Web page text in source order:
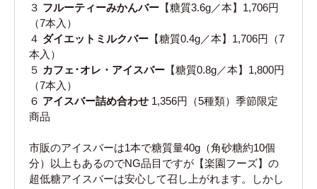
３ フルーティーみかんバー 【糖質3.6g／本】1,706円
（7本入）
４ ダイエットミルクバー 【糖質0.4g／本】1,706円（7
本入）
５ カフェ･オレ・アイスバー 【糖質0.8g／本】1,800円
（7本入）
６ アイスバー詰め合わせ 1,356円（5種類）季節限定
商品
市販のアイスバーは1本で糖質量40g（角砂糖約10個
分）以上もあるのでNG品目ですが【楽園フーズ】の
超低糖アイスバーは安心して召し上がれます。しかし